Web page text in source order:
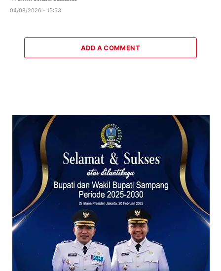
04/08/2026 - 15:53
ADD A COMMENT